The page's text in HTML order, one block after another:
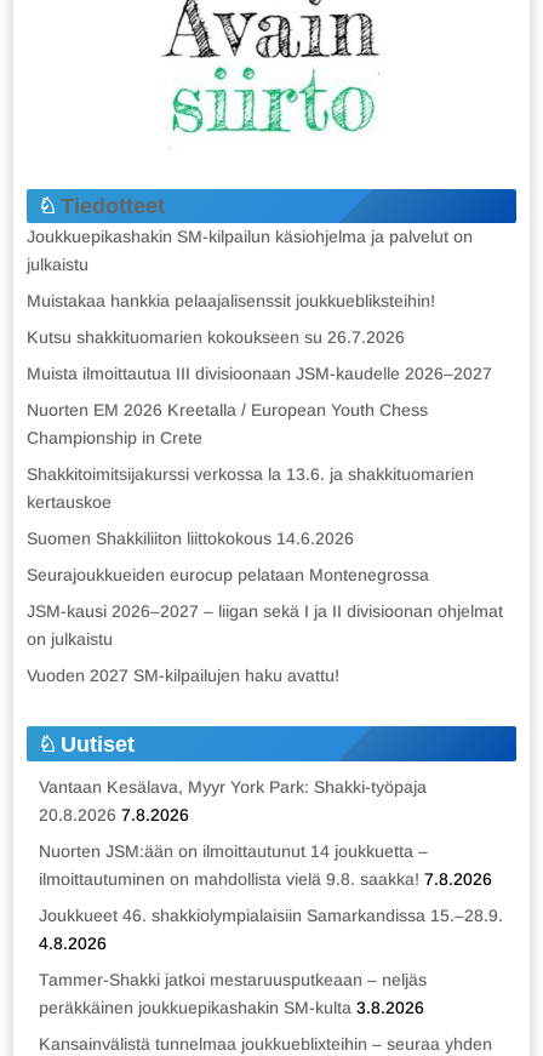
Tiedotteet
Joukkuepikashakin SM-kilpailun käsiohjelma ja palvelut on
julkaistu
Muistakaa hankkia pelaajalisenssit joukkuebliksteihin!
Kutsu shakkituomarien kokoukseen su 26.7.2026
Muista ilmoittautua III divisioonaan JSM-kaudelle 2026–2027
Nuorten EM 2026 Kreetalla / European Youth Chess
Championship in Crete
Shakkitoimitsijakurssi verkossa la 13.6. ja shakkituomarien
kertauskoe
Suomen Shakkiliiton liittokokous 14.6.2026
Seurajoukkueiden eurocup pelataan Montenegrossa
JSM-kausi 2026–2027 – liigan sekä I ja II divisioonan ohjelmat
on julkaistu
Vuoden 2027 SM-kilpailujen haku avattu!
Uutiset
Vantaan Kesälava, Myyr York Park: Shakki-työpaja
20.8.2026 7.8.2026
Nuorten JSM:ään on ilmoittautunut 14 joukkuetta –
ilmoittautuminen on mahdollista vielä 9.8. saakka! 7.8.2026
Joukkueet 46. shakkiolympialaisiin Samarkandissa 15.–28.9.
4.8.2026
Tammer-Shakki jatkoi mestaruusputkeaan – neljäs
peräkkäinen joukkuepikashakin SM-kulta 3.8.2026
Kansainvälistä tunnelmaa joukkueblixteihin – seuraa yhden